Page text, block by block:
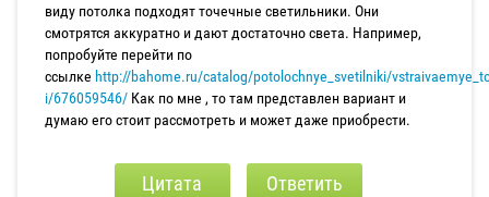
виду потолка подходят точечные светильники. Они
смотрятся аккуратно и дают достаточно света. Например,
попробуйте перейти по
ссылке http://bahome.ru/catalog/potolochnye_svetilniki/
i/676059546/ Как по мне , то там представлен вариант и
думаю его стоит рассмотреть и может даже приобрести.
Цитата Ответить